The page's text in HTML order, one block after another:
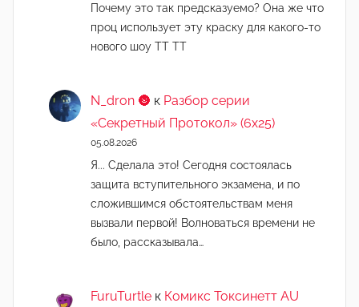
Почему это так предсказуемо? Она же что
проц использует эту краску для какого-то
нового шоу ТТ ТТ
N_dron 🌚 к Разбор серии
«Секретный Протокол» (6х25)
05.08.2026
Я... Сделала это! Сегодня состоялась
защита вступительного экзамена, и по
сложившимся обстоятельствам меня
вызвали первой! Волноваться времени не
было, рассказывала…
FuruTurtle к Комикс Токсинетт AU